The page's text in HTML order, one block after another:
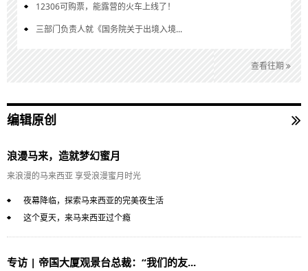
12306可购票，能露营的火车上线了！
三部门负责人就《国务院关于出境入境...
查看往期
编辑原创
浪漫马来，造就梦幻蜜月
来浪漫的马来西亚 享受浪漫蜜月时光
夜幕降临，探索马来西亚的完美夜生活
这个夏天，来马来西亚过个瘾
专访 | 帝国大厦观景台总裁：“我们的友...